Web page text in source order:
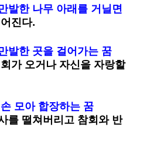
발한 나무 아래를 거닐면
진다.
발한 곳을 걸어가는 꿈
가 오거나 자신을 자랑할
모아 합장하는 꿈
를 떨쳐버리고 참회와 반